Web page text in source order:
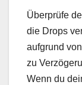
Überprüfe
die Drops
aufgrund
zu
Wenn du